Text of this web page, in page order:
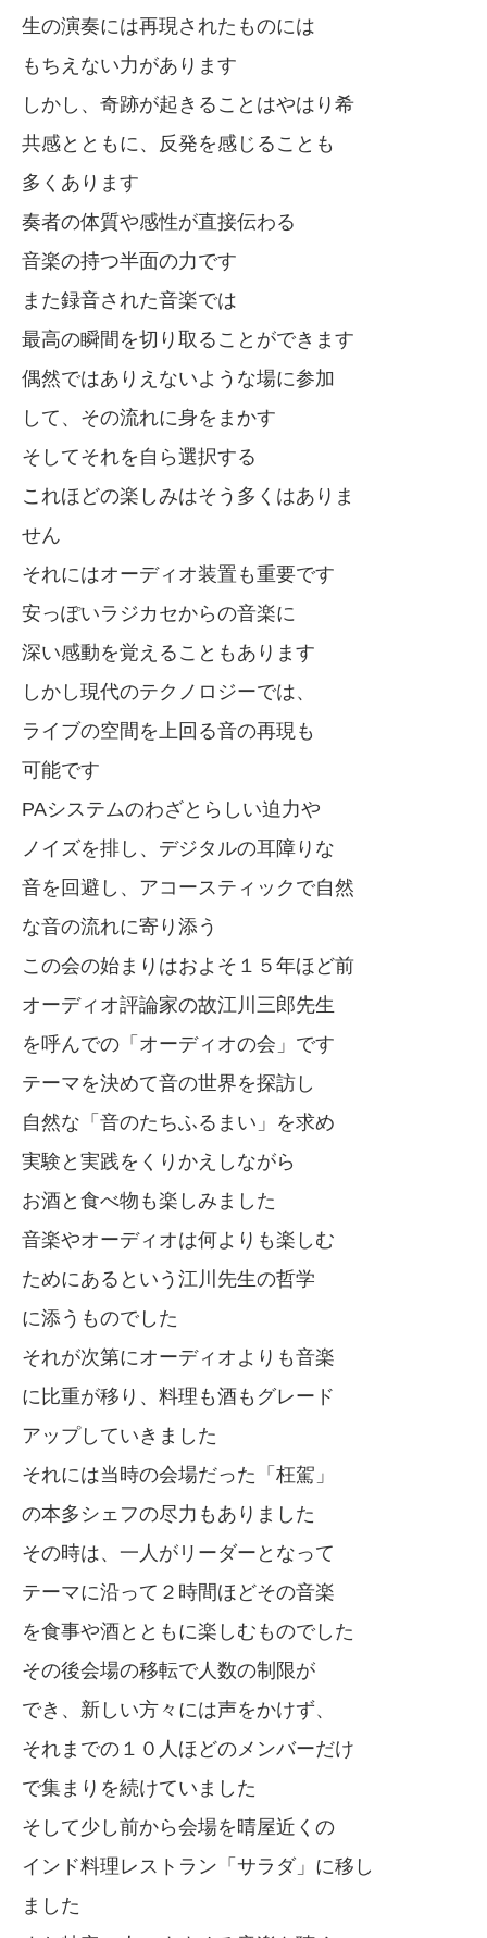
生の演奏には再現されたものには
もちえない力があります
しかし、奇跡が起きることはやはり希
共感とともに、反発を感じることも
多くあります
奏者の体質や感性が直接伝わる
音楽の持つ半面の力です
また録音された音楽では
最高の瞬間を切り取ることができます
偶然ではありえないような場に参加
して、その流れに身をまかす
そしてそれを自ら選択する
これほどの楽しみはそう多くはありま
せん
それにはオーディオ装置も重要です
安っぽいラジカセからの音楽に
深い感動を覚えることもあります
しかし現代のテクノロジーでは、
ライブの空間を上回る音の再現も
可能です
PAシステムのわざとらしい迫力や
ノイズを排し、デジタルの耳障りな
音を回避し、アコースティックで自然
な音の流れに寄り添う
この会の始まりはおよそ１５年ほど前
オーディオ評論家の故江川三郎先生
を呼んでの「オーディオの会」です
テーマを決めて音の世界を探訪し
自然な「音のたちふるまい」を求め
実験と実践をくりかえしながら
お酒と食べ物も楽しみました
音楽やオーディオは何よりも楽しむ
ためにあるという江川先生の哲学
に添うものでした
それが次第にオーディオよりも音楽
に比重が移り、料理も酒もグレード
アップしていきました
それには当時の会場だった「枉駕」
の本多シェフの尽力もありました
その時は、一人がリーダーとなって
テーマに沿って２時間ほどその音楽
を食事や酒とともに楽しむものでした
その後会場の移転で人数の制限が
でき、新しい方々には声をかけず、
それまでの１０人ほどのメンバーだけ
で集まりを続けていました
そして少し前から会場を晴屋近くの
インド料理レストラン「サラダ」に移し
ました